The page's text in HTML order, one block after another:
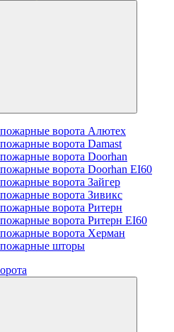
ворота Алютех
ворота Damast
ворота Doorhan
ворота Doorhan EI60
ворота Зайгер
ворота Зивикс
ворота Ритерн
ворота Ритерн EI60
ворота Херман
шторы